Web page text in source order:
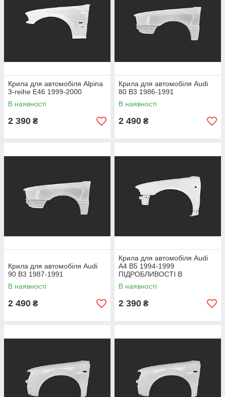
Крила для автомобіля Alpina
3-reihe E46 1999-2000
В наявності
2 390 ₴
Крила для автомобіля Audi
80 B3 1986-1991
В наявності
2 490 ₴
Крила для автомобіля Audi
90 B3 1987-1991
В наявності
2 490 ₴
Крила для автомобіля Audi
A4 B5 1994-1999
ПІДРОБЛИВОСТІ В
ОПИСНІ!!!
В наявності
2 390 ₴